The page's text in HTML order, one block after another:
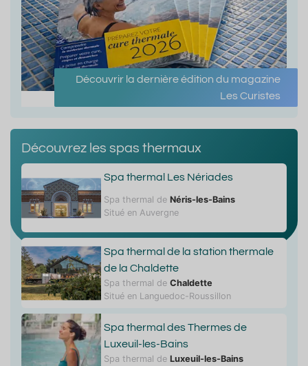
Découvrir la dernière édition du magazine
Les Curistes
Découvrez les spas thermaux
Spa thermal Les Nériades
Spa thermal de Néris-les-Bains
Situé en Auvergne
Spa thermal de la station thermale
de la Chaldette
Spa thermal de Chaldette
Situé en Languedoc-Roussillon
Spa thermal des Thermes de
Luxeuil-les-Bains
Spa thermal de Luxeuil-les-Bains